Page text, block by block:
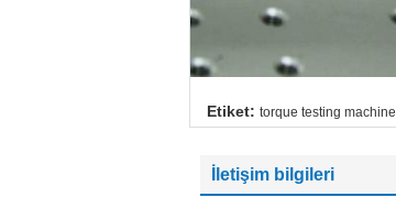
Etiket: torque testing machine
İletişim bilgileri